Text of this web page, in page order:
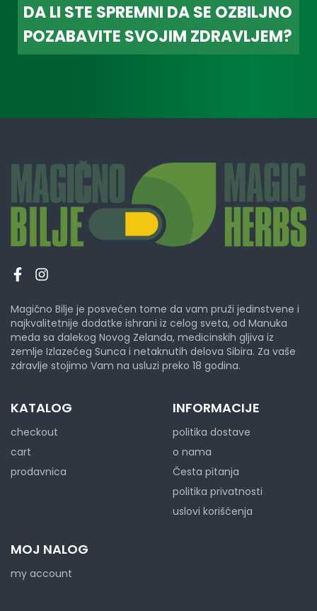
DA LI STE SPREMNI DA SE OZBILJNO
POZABAVITE SVOJIM ZDRAVLJEM?
Magično Bilje je posvećen tome da vam pruži jedinstvene i
najkvalitetnije dodatke ishrani iz celog sveta, od Manuka
meda sa dalekog Novog Zelanda, medicinskih gljiva iz
zemlje Izlazećeg Sunca i netaknutih delova Sibira. Za vaše
zdravlje stojimo Vam na usluzi preko 18 godina.
KATALOG
checkout
cart
prodavnica
INFORMACIJE
politika dostave
o nama
Česta pitanja
politika privatnosti
uslovi korišćenja
MOJ NALOG
my account